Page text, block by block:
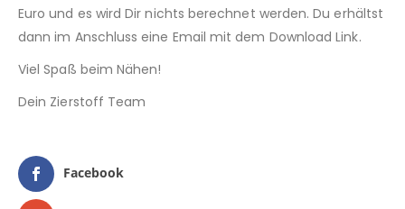
Euro und es wird Dir nichts berechnet werden. Du erhältst
dann im Anschluss eine Email mit dem Download Link.
Viel Spaß beim Nähen!
Dein Zierstoff Team
Facebook